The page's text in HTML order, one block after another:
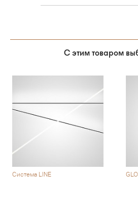
С этим товаром
Система LINE